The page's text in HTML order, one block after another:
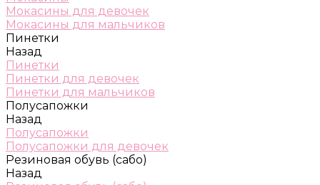
Мокасины для девочек
Мокасины для мальчиков
Пинетки
Назад
Пинетки
Пинетки для девочек
Пинетки для мальчиков
Полусапожки
Назад
Полусапожки
Полусапожки для девочек
Резиновая обувь (сабо)
Назад